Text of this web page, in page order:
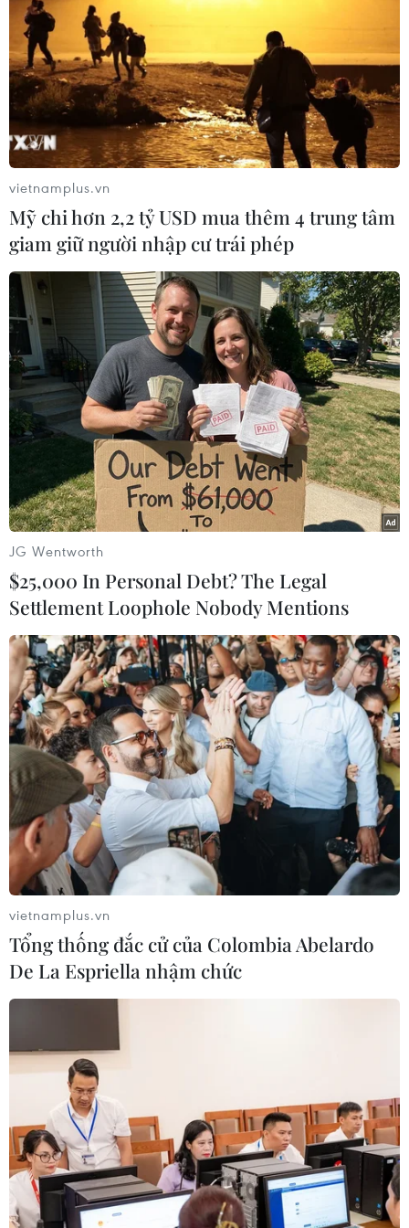
#Thủ tướng Phạm Minh Chính
#Thành viên Chính phủ
#Địa phương
#Thúc đẩy ản xuất kinh doanh
Theo dõi VietnamPlus
TIN LIÊN QUAN
Làm rõ trách nhiệm khi chậm giao vốn,
phân bổ vốn nhà nước 2023
18/04/2023 08:01
Phó Chủ tịch Quốc hội Nguyễn Đức Hải đề nghị các cơ
quan tập trung làm rõ, đánh giá trung thực tình hình, đề
ra giải pháp tích cực, đúng thẩm quyền.
Bộ Tài chính yêu cầu siết chặt kỷ luật giải
vietnamplus.vn
Mỹ chi hơn 2,2 tỷ USD mua thêm 4 trung tâm
giam giữ người nhập cư trái phép
JG Wentworth
$25,000 In Personal Debt? The Legal
Settlement Loophole Nobody Mentions
vietnamplus.vn
Tổng thống đắc cử của Colombia Abelardo
De La Espriella nhậm chức